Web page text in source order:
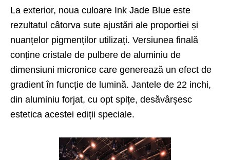
La exterior, noua culoare Ink Jade Blue este
rezultatul câtorva sute ajustări ale proporției și
nuanțelor pigmenților utilizați. Versiunea finală
conține cristale de pulbere de aluminiu de
dimensiuni micronice care generează un efect de
gradient în funcție de lumină. Jantele de 22 inchi,
din aluminiu forjat, cu opt spițe, desăvârșesc
estetica acestei ediții speciale.